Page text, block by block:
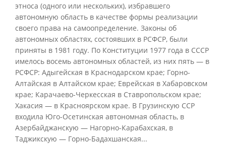
этноса (одного или нескольких), избравшего
автономную область в качестве формы реализации
своего права на самоопределение. Законы об
автономных областях, состоявших в РСФСР, были
приняты в 1981 году. По Конституции 1977 года в СССР
имелось восемь автономных областей, из них пять — в
РСФСР: Адыгейская в Краснодарском крае; Горно-
Алтайская в Алтайском крае; Еврейская в Хабаровском
крае; Карачаево-Черкесская в Ставропольском крае;
Хакасия — в Красноярском крае. В Грузинскую ССР
входила Юго-Осетинская автономная область, в
Азербайджанскую — Нагорно-Карабахская, в
Таджикскую — Горно-Бадахшанская...